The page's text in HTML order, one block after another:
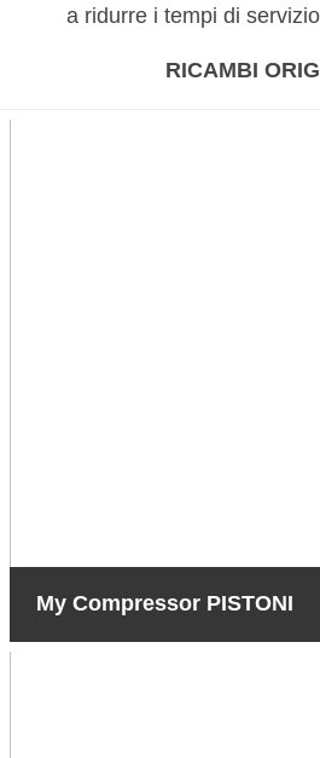
a ridurre i tempi di
RICAMBI
My Compressor PISTONI